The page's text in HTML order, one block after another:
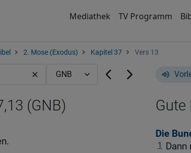
Mediathek TV Programm
2. Mose (Exodus) Kapitel 37 Vers 13
Die
1
Dann
(GNB)